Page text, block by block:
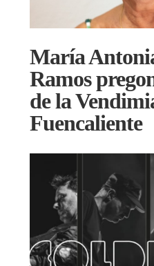
María
Ramos
de la
Fuencaliente